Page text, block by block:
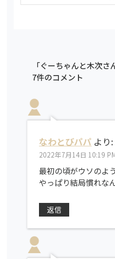
「ぐーちゃんと木次
7件のコメント
なわとびパパ より:
2022年7月14日 10:19
最初の頃がウソのよ
やっぱり結局慣れな
返信